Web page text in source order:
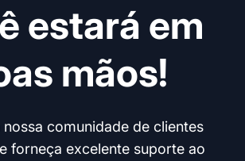
estará em
mãos!
comunidade de clientes
forneça excelente suporte ao